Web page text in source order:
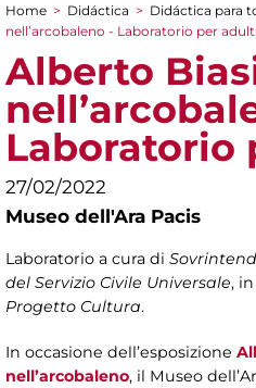
You are here
Home > Didáctica > Didáctica para
nell’arcobaleno - Laboratorio per
Alberto
Laboratorio
27/02/2022
Museo dell'Ara Pacis
Laboratorio a cura di
del Servizio Civile Universale,
Progetto Cultura.
In occasione dell’esposizione
nell’arcobaleno, il Museo